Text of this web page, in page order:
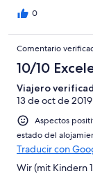
0
Comentario
10/10
Viajero
13 de oct de 2019
Aspectos
estado del
Traducir con
Wir (mit Kindern